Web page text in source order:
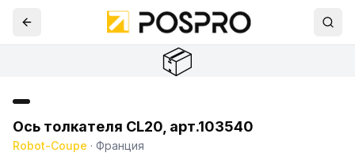
📦
Ось толкателя CL20, арт.103540
Robot-Coupe · Франция